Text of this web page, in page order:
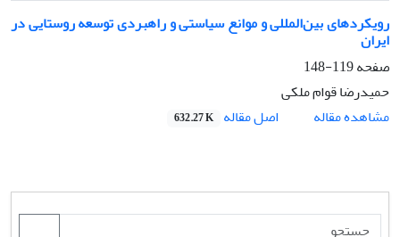
رویکردهای بین‌المللی و موانع سیاستی و راهبردی توسعه روستایی در
ایران
صفحه119-148
حمیدرضا قوام ملکی
مشاهده مقاله
اصل مقاله 632.27 K